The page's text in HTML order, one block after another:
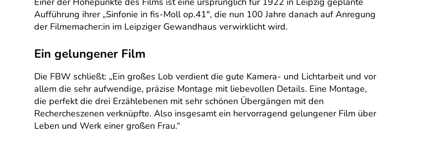
Aufführung ihrer „Sinfonie in fis-Moll op.41″, die nun 100 Jahre danach auf Anregung
der Filmemacher:in im Leipziger Gewandhaus verwirklicht wird.
Ein gelungener Film
Die FBW schließt: „Ein großes Lob verdient die gute Kamera- und Lichtarbeit und vor
allem die sehr aufwendige, präzise Montage mit liebevollen Details. Eine Montage,
die perfekt die drei Erzählebenen mit sehr schönen Übergängen mit den
Rechercheszenen verknüpfte. Also insgesamt ein hervorragend gelungener Film über
Leben und Werk einer großen Frau.“